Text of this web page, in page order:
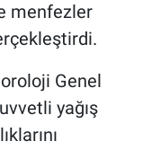
menfezler
Genel
yağış